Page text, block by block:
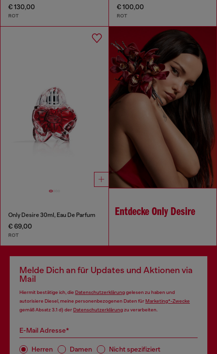
€ 130,00
ROT
€ 100,00
ROT
Only Desire 30ml, Eau De Parfum
€ 69,00
ROT
Entdecke Only Desire
Melde Dich an für Updates und Aktionen via
Mail
Hiermit bestätige ich, die Datenschutzerklärunggelesen zu haben und
autorisiere Diesel, meine personenbezogenen Daten fürMarketing*-Zwecke
gemäß Absatz 3.1 d) derDatenschutzerklärungzu verarbeiten.
E-Mail Adresse*
Herren Damen Nicht spezifiziert